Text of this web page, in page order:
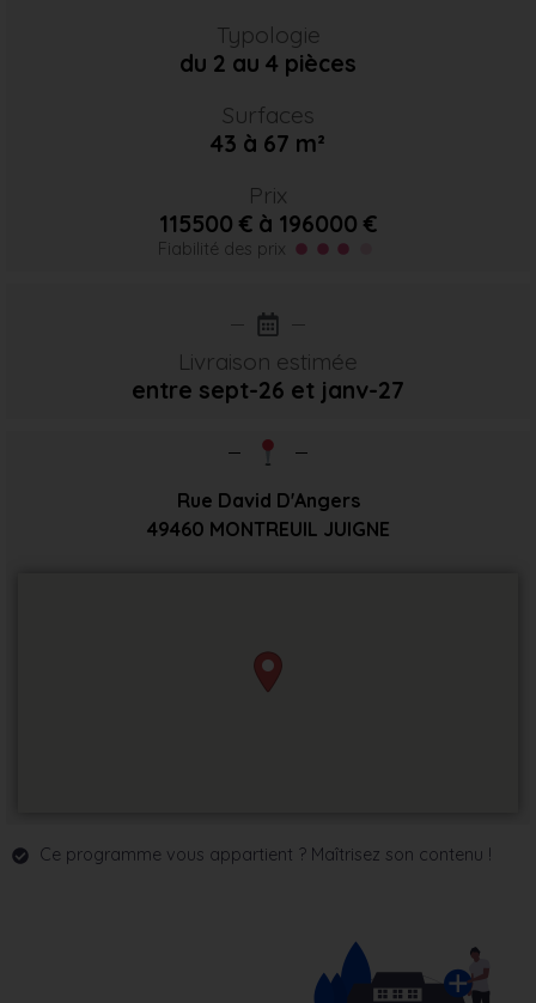
Typologie
du 2 au 4 pièces
Surfaces
43 à 67 m²
Prix
115500 € à 196000 €
Fiabilité des prix
Livraison estimée
entre sept-26 et janv-27
Rue David D'Angers
49460 MONTREUIL JUIGNE
Ce programme vous appartient ? Maîtrisez son contenu !